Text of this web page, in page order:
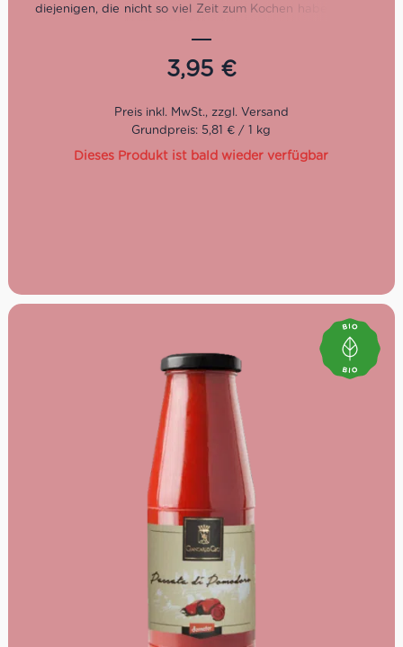
diejenigen, die nicht so viel Zeit zum Kochen haben, aber
Passierte Tomaten Bio in der Glasflasche
Keine lange Kochzeit
Lieferzeit: 2-3 Tage
3,95 €
Grundpreis: 5,81 € / 1 kg
Dieses Produkt ist bald wieder verfügbar